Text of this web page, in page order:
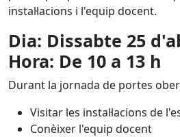
instal·lacions i l'equip docent.
Dia: Dissabte 25
Hora: De 10 a 13 h
Durant la jornada de portes
Visitar les instal·lacions de
Conèixer l'equip docent